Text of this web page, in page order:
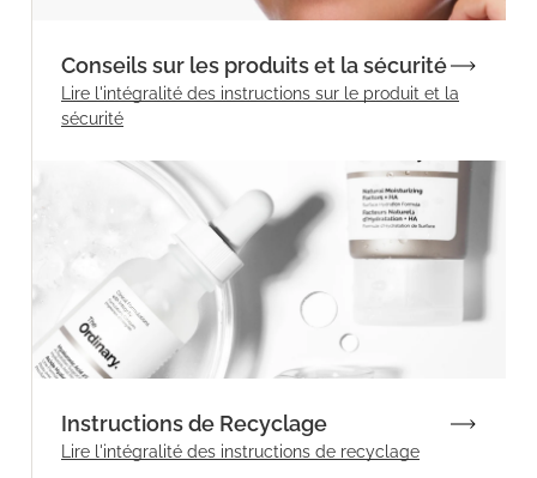
Conseils sur les produits et la sécurité
Lire l'intégralité des instructions sur le produit et la
sécurité
Instructions de Recyclage
Lire l'intégralité des instructions de recyclage